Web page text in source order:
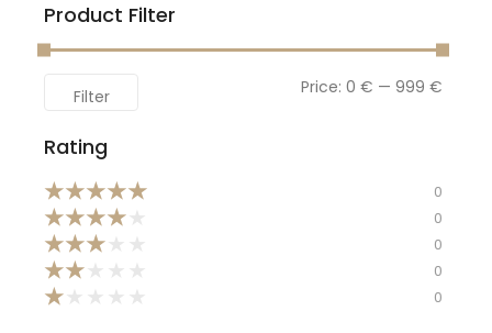
Product Filter
Filter Price: 0 € — 999 €
Rating
★★★★★ 0
★★★★ 0
★★★ 0
★★ 0
★ 0